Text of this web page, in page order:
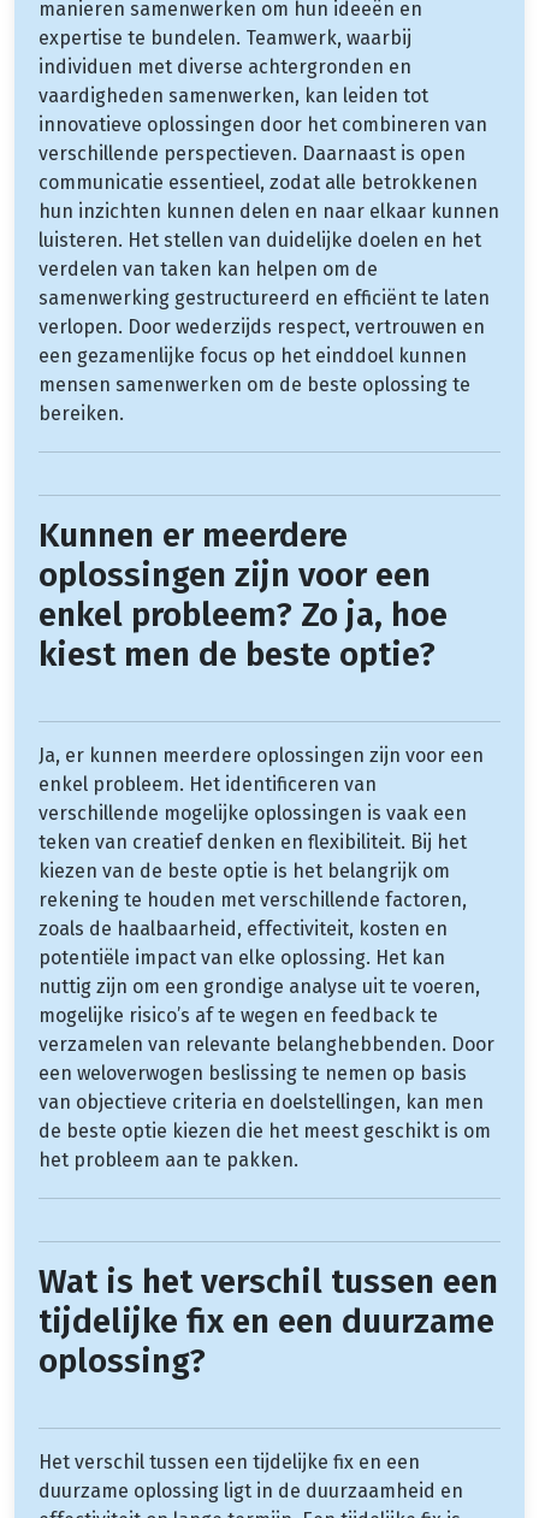
manieren samenwerken om hun ideeën en
expertise te bundelen. Teamwerk, waarbij
individuen met diverse achtergronden en
vaardigheden samenwerken, kan leiden tot
innovatieve oplossingen door het combineren van
verschillende perspectieven. Daarnaast is open
communicatie essentieel, zodat alle betrokkenen
hun inzichten kunnen delen en naar elkaar kunnen
luisteren. Het stellen van duidelijke doelen en het
verdelen van taken kan helpen om de
samenwerking gestructureerd en efficiënt te laten
verlopen. Door wederzijds respect, vertrouwen en
een gezamenlijke focus op het einddoel kunnen
mensen samenwerken om de beste oplossing te
bereiken.
Kunnen er meerdere
oplossingen zijn voor een
enkel probleem? Zo ja, hoe
kiest men de beste optie?
Ja, er kunnen meerdere oplossingen zijn voor een
enkel probleem. Het identificeren van
verschillende mogelijke oplossingen is vaak een
teken van creatief denken en flexibiliteit. Bij het
kiezen van de beste optie is het belangrijk om
rekening te houden met verschillende factoren,
zoals de haalbaarheid, effectiviteit, kosten en
potentiële impact van elke oplossing. Het kan
nuttig zijn om een grondige analyse uit te voeren,
mogelijke risico’s af te wegen en feedback te
verzamelen van relevante belanghebbenden. Door
een weloverwogen beslissing te nemen op basis
van objectieve criteria en doelstellingen, kan men
de beste optie kiezen die het meest geschikt is om
het probleem aan te pakken.
Wat is het verschil tussen een
tijdelijke fix en een duurzame
oplossing?
Het verschil tussen een tijdelijke fix en een
duurzame oplossing ligt in de duurzaamheid en